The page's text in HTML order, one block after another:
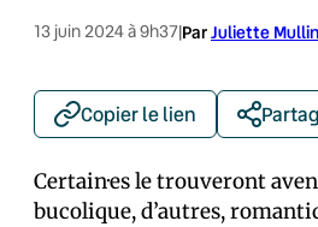
13 juin 2024 à 9h37|ParJuliette
Copier le lien
Certain·es le trouveront
bucolique, d’autres,